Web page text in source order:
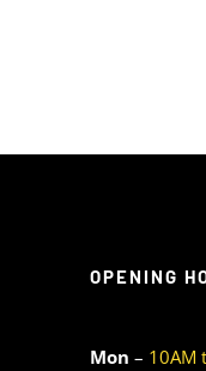
OPENING
Mon – 10AM